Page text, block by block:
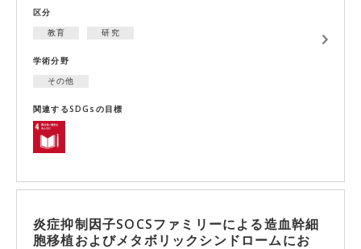
区分
教育
研究
学術分野
その他
関連するSDGsの目標
炎症抑制因子SOCSファミリーによる造血幹細
胞移植およびメタボリックシンドロームにお